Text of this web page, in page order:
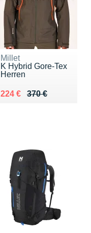
Millet
K Hybrid Gore-Tex
Herren
370 €
Au lieu de 370 €
224 €
Vendu 224 €